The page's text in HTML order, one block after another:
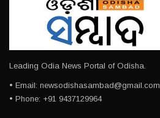
Leading Odia News Portal of Odisha.
• Email: newsodishasambad@gmail.com
• Phone: +91 9437129964